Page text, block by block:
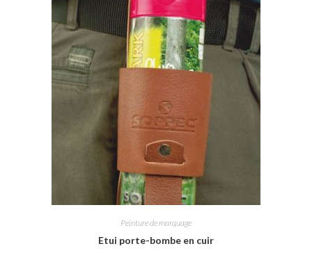
Peinture de marquage
Etui porte-bombe en cuir